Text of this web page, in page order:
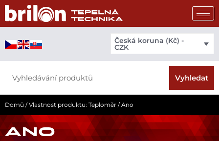
Přeskočit
obsah
Česká koruna (Kč) -
CZK
Vyhledat
Domů / Vlastnost produktu: Teploměr / Ano
ANO